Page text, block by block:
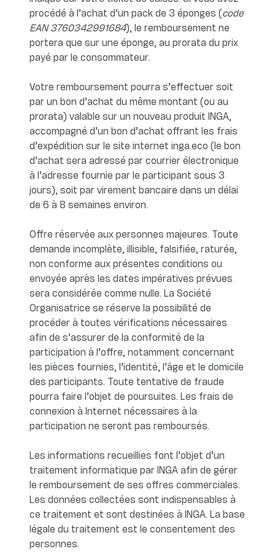
procédé à l’achat d’un pack de 3 éponges ( code
EAN 3760342991684), le remboursement ne
portera que sur une éponge, au prorata du prix
payé par le consommateur.
Votre remboursement pourra s’effectuer soit
par un bon d’achat du même montant (ou au
prorata) valable sur un nouveau produit INGA,
accompagné d’un bon d’achat offrant les frais
d’expédition sur le site internet inga.eco (le bon
d’achat sera adressé par courrier électronique
à l’adresse fournie par le participant sous 3
jours), soit par virement bancaire dans un délai
de 6 à 8 semaines environ.
Offre réservée aux personnes majeures. Toute
demande incomplète, illisible, falsifiée, raturée,
non conforme aux présentes conditions ou
envoyée après les dates impératives prévues
sera considérée comme nulle. La Société
Organisatrice se réserve la possibilité de
procéder à toutes vérifications nécessaires
afin de s’assurer de la conformité de la
participation à l’offre, notamment concernant
les pièces fournies, l’identité, l’âge et le domicile
des participants. Toute tentative de fraude
pourra faire l’objet de poursuites. Les frais de
connexion à Internet nécessaires à la
participation ne seront pas remboursés.
Les informations recueillies font l’objet d’un
traitement informatique par INGA afin de gérer
le remboursement de ses offres commerciales.
Les données collectées sont indispensables à
ce traitement et sont destinées à INGA. La base
légale du traitement est le consentement des
personnes.